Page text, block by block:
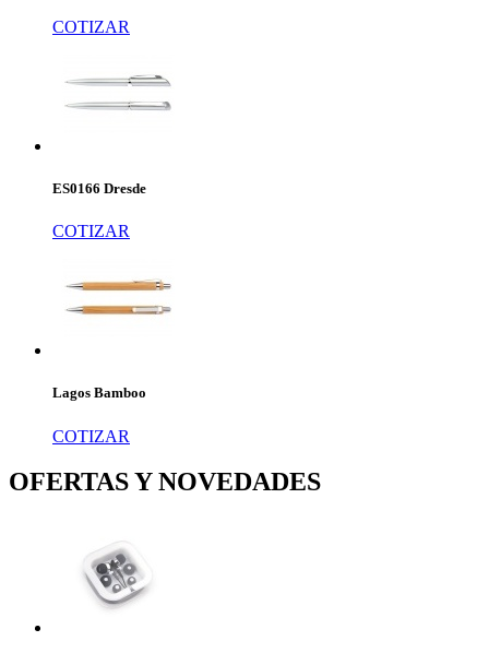
COTIZAR
ES0166 Dresde
COTIZAR
Lagos Bamboo
COTIZAR
OFERTAS Y NOVEDADES